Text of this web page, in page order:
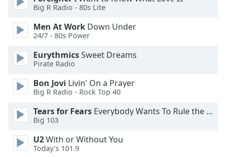
Caption
Area
Background
Big R Radio - 80s Lite
Men At Work Down Under
24/7 - 80s Power
EurythmicsSweet Dreams
Pirate Radio
Bon Jovi Livin' On a Prayer
Big R Radio - Rock Top 40
Tears for Fears Everybody Wants To Rule the World
Big 103
U2With or Without You
Today's 101.9